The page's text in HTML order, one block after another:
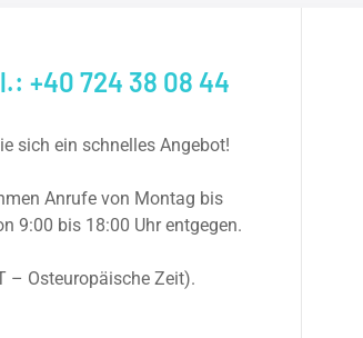
+40 724 38 08 44
sich ein schnelles Angebot!
Anrufe von Montag bis
9:00 bis 18:00 Uhr entgegen.
– Osteuropäische Zeit).